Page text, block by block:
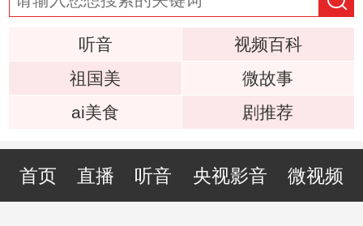
听音
视频百科
祖国美
微故事
ai美食
剧推荐
首页 直播 听音 央视影音 微视频